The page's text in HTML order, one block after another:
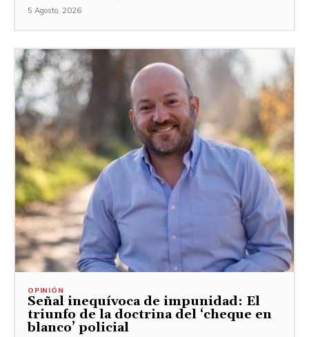
5 Agosto, 2026
OPINIÓN
Señal inequívoca de impunidad: El
triunfo de la doctrina del ‘cheque en
blanco’ policial